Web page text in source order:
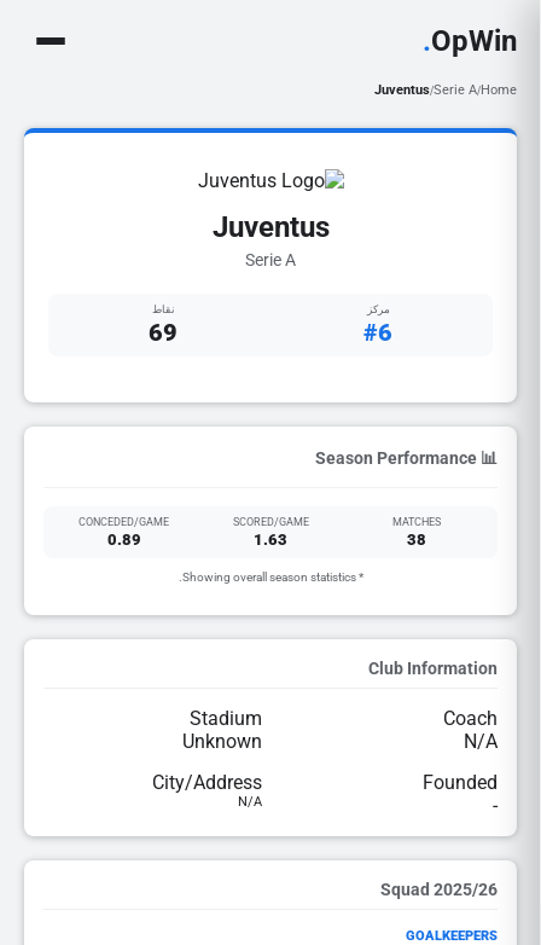
OpWin
.
Home
/
Serie A
/
Juventus
Juventus
Serie A
مركز
#6
نقاط
69
📊 Season Performance
MATCHES
38
SCORED/GAME
1.63
CONCEDED/GAME
0.89
* Showing overall season statistics.
Club Information
Coach
N/A
Stadium
Unknown
Founded
-
City/Address
N/A
2025/26 Squad
GOALKEEPERS